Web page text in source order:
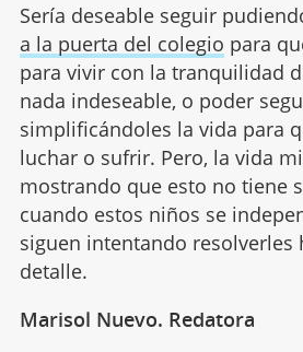
Sería deseable seguir
a la puerta del colegio para
para vivir con la tranquilidad
nada indeseable, o poder
simplificándoles la vida para
luchar o sufrir. Pero, la vida
mostrando que esto no tiene
cuando estos niños se
siguen intentando resolverles
detalle.
Marisol Nuevo. Redatora